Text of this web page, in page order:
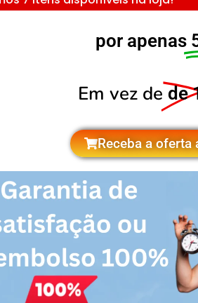
por apenas
Em vez de de
Receba a oferta